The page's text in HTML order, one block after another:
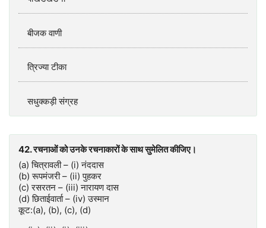
बीजक वाणी
त्रिज्या टीका
सधुक्कड़ी संग्रह
42. रचनाओं को उनके रचनाकारों के साथ सुमेलित कीजिए।
(a) चित्रावली – (i) नंददास
(b) रूपमंजरी – (ii) पुहकर
(c) रसरतन – (iii) नारायण दास
(d) छिताईवार्ता – (iv) उस्मान
कूट:(a), (b), (c), (d)